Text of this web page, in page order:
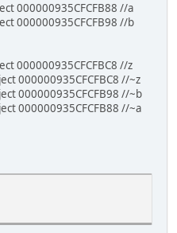
000000935CFCFB88 //a
000000935CFCFB98 //b
000000935CFCFBC8 //z
000000935CFCFBC8 //~z
000000935CFCFB98 //~b
000000935CFCFB88 //~a